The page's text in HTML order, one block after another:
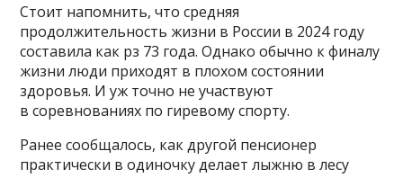
Стоит напомнить, что средняя
продолжительность жизни в России в 2024 году
составила как рз 73 года. Однако обычно к финалу
жизни люди приходят в плохом состоянии
здоровья. И уж точно не участвуют
в соревнованиях по гиревому спорту.
Ранее сообщалось, как другой пенсионер
практически в одиночку делает лыжню в лесу